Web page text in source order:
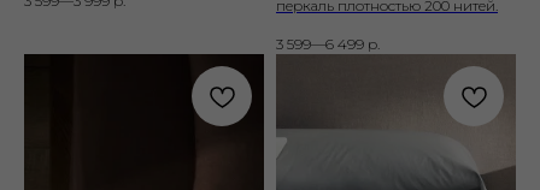
перкаль плотностью 200 нитей.
3 599—6 499 р.